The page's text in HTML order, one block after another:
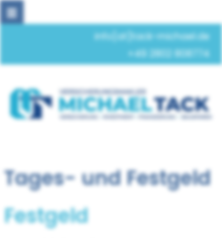
info[at]tack-michael.de
+49 2802 808774
Tages- und Festgeld
Festgeld